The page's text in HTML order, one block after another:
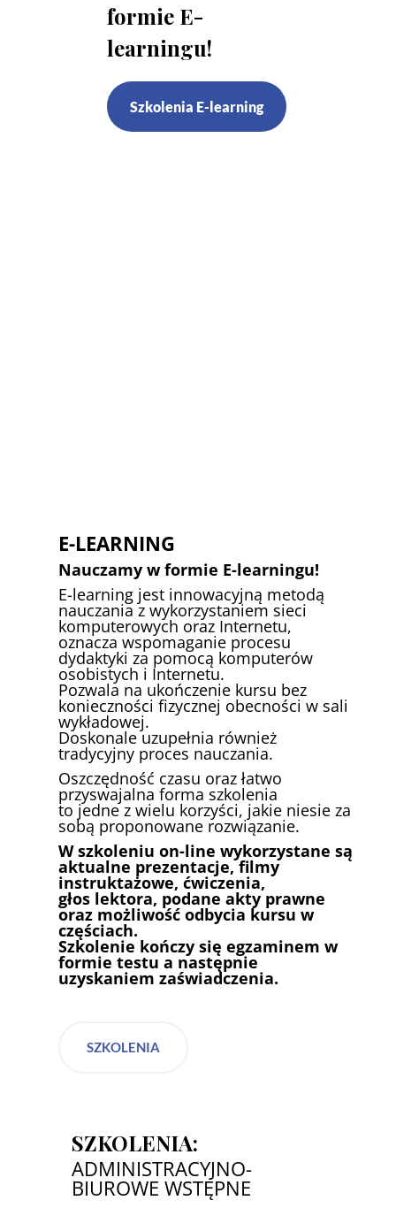
formie E-
learningu!
Szkolenia E-learning
E-LEARNING
Nauczamy w formie E-learningu!
E-learning jest innowacyjną metodą
nauczania z wykorzystaniem sieci
komputerowych oraz Internetu,
oznacza wspomaganie procesu
dydaktyki za pomocą komputerów
osobistych i Internetu.
Pozwala na ukończenie kursu bez
konieczności fizycznej obecności w sali
wykładowej.
Doskonale uzupełnia również
tradycyjny proces nauczania.
Oszczędność czasu oraz łatwo
przyswajalna forma szkolenia
to jedne z wielu korzyści, jakie niesie za
sobą proponowane rozwiązanie.
W szkoleniu on-line wykorzystane są
aktualne prezentacje, filmy
instruktażowe, ćwiczenia,
głos lektora, podane akty prawne
oraz możliwość odbycia kursu w
częściach.
Szkolenie kończy się egzaminem w
formie testu a następnie
uzyskaniem zaświadczenia.
SZKOLENIA
SZKOLENIA:
ADMINISTRACYJNO-
BIUROWE WSTĘPNE